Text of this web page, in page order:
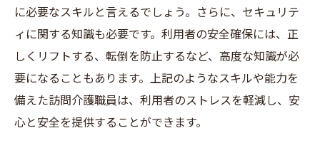
に必要なスキルと言えるでしょう。さらに、セキュリテ
ィに関する知識も必要です。利用者の安全確保には、正
しくリフトする、転倒を防止するなど、高度な知識が必
要になることもあります。上記のようなスキルや能力を
備えた訪問介護職員は、利用者のストレスを軽減し、安
心と安全を提供することができます。